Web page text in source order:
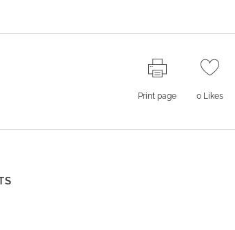
Print page 0 Likes